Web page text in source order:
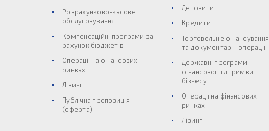
Розрахунково-касове
обслуговування
Компенсаційні програми за
рахунок бюджетів
Операції на фінансових
ринках
Лізинг
Публічна пропозиція
(оферта)
Депозити
Кредити
Торговельне фінансування
та документарні операції
Державні програми
фінансової підтримки
бізнесу
Операції на фінансових
ринках
Лізинг